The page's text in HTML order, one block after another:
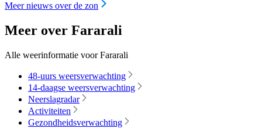
Meer nieuws over de zon
Meer over Fararali
Alle weerinformatie voor Fararali
48-uurs weersverwachting
14-daagse weersverwachting
Neerslagradar
Activiteiten
Gezondheidsverwachting